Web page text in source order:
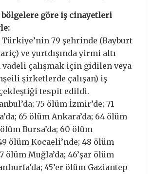
bölgelere göre iş cinayetleri
Türkiye’nin 79 şehrinde (Bayburt
ve yurtdışında yirmi altı
vadeli çalışmak için gidilen veya
şirketlerde çalışan) iş
tespit edildi.
75 ölüm İzmir’de; 71
65 ölüm Ankara’da; 64 ölüm
ölüm Bursa’da; 60 ölüm
ölüm Kocaeli’nde; 48 ölüm
ölüm Muğla’da; 46’şar ölüm
45’er ölüm Gaziantep